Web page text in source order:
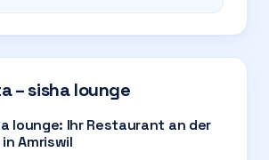
– sisha lounge
lounge: Ihr Restaurant an der
Amriswil